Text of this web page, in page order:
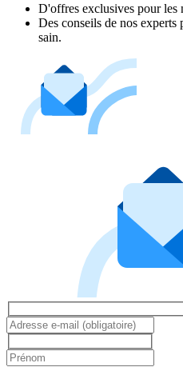
D'offres exclusives pour les
Des conseils de nos
sain.